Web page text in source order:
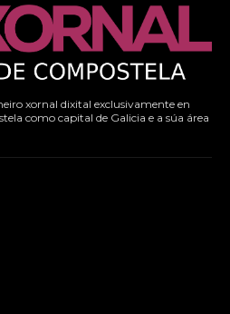
xornal dixital exclusivamente en
como capital de Galicia e a súa área